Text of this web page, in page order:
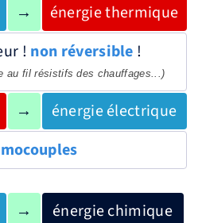
→
énergie thermique
! non réversible !
au fil résistifs des chauffages...)
→
énergie électrique
→
énergie chimique